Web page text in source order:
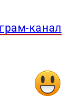
канал